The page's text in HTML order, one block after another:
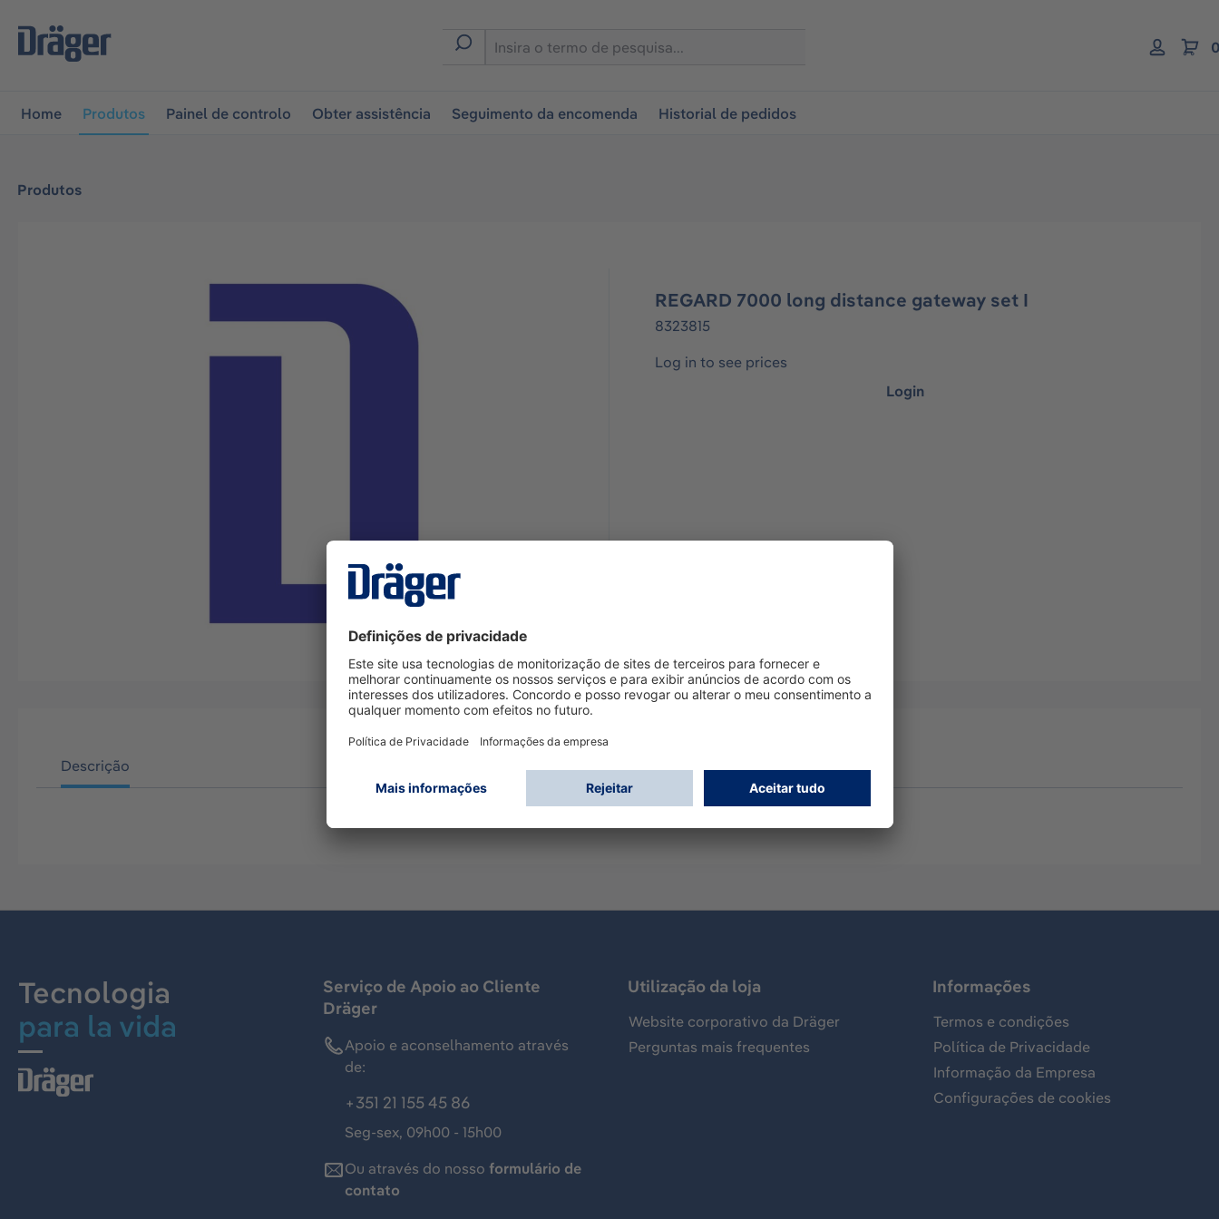
a navegação principal
Home Produtos Painel de controlo Obter assistência Seguimento da encomenda Historial de pedidos
Produtos
REGARD 7000 long distance gateway set I
8323815
Log in to see prices
Login
Descrição
Tecnologia
para la vida
Serviço de Apoio ao Cliente
Dräger
Apoio e aconselhamento através
de:
+351 21 155 45 86
Seg-sex, 09h00 - 15h00
Ou através do nosso formulário de
contato
Utilização da loja
Website corporativo da Dräger
Perguntas mais frequentes
Informações
Termos e condições
Política de Privacidade
Informação da Empresa
Configurações de cookies